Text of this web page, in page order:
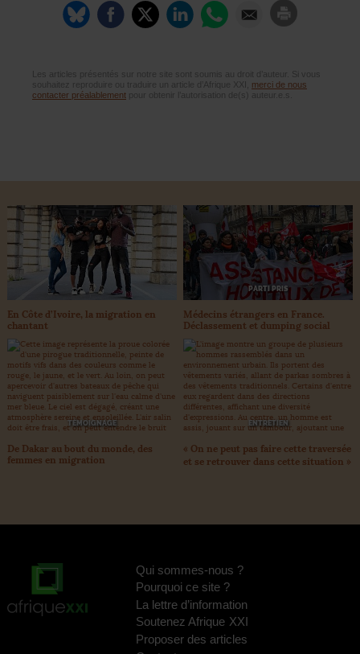
Les articles présentés sur notre site sont soumis au droit d’auteur. Si vous
souhaitez reproduire ou traduire un article d’Afrique XXI, merci de nous
contacter préalablement pour obtenir l’autorisation de(s) auteur.e.s.
En Côte d’Ivoire, la migration en
chantant
PARTI PRIS
Médecins étrangers en France.
Déclassement et dumping social
TÉMOIGNAGE
De Dakar au bout du monde, des
femmes en migration
ENTRETIEN
« On ne peut pas faire cette traversée
et se retrouver dans cette situation »
Qui sommes-nous ?
Pourquoi ce site ?
La lettre d’information
Soutenez Afrique XXI
Proposer des articles